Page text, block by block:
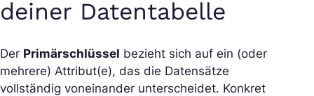
deiner Datentabelle
Der Primärschlüssel bezieht sich auf ein (oder
mehrere) Attribut(e), das die Datensätze
vollständig voneinander unterscheidet. Konkret